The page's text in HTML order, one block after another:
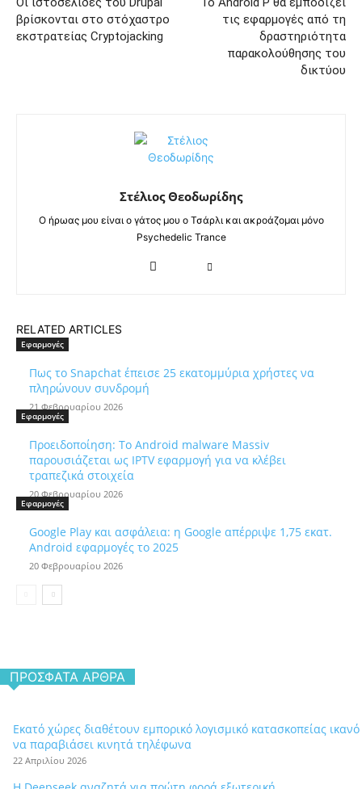
βρίσκονται στο στόχαστρο
εκστρατείας Cryptojacking
τις εφαρμογές από τη
δραστηριότητα
παρακολούθησης του
δικτύου
Στέλιος Θεοδωρίδης
Ο ήρωας μου είναι ο γάτος μου ο Τσάρλι και ακροάζομαι μόνο
Psychedelic Trance
RELATED ARTICLES
Εφαρμογές
Πως το Snapchat έπεισε 25 εκατομμύρια χρήστες να
πληρώνουν συνδρομή
21 Φεβρουαρίου 2026
Εφαρμογές
Προειδοποίηση: Το Android malware Massiv
παρουσιάζεται ως IPTV εφαρμογή για να κλέβει
τραπεζικά στοιχεία
20 Φεβρουαρίου 2026
Εφαρμογές
Google Play και ασφάλεια: η Google απέρριψε 1,75 εκατ.
Android εφαρμογές το 2025
20 Φεβρουαρίου 2026
ΠΡΌΣΦΑΤΑ ΆΡΘΡΑ
Εκατό χώρες διαθέτουν εμπορικό λογισμικό κατασκοπείας ικανό
να παραβιάσει κινητά τηλέφωνα
22 Απριλίου 2026